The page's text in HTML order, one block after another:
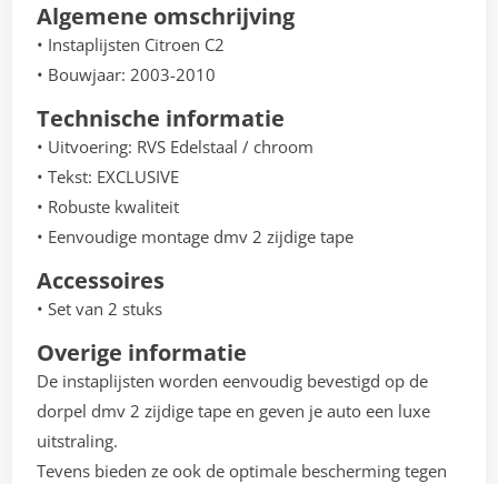
Algemene omschrijving
• Instaplijsten Citroen C2
• Bouwjaar: 2003-2010
Technische informatie
• Uitvoering: RVS Edelstaal / chroom
• Tekst: EXCLUSIVE
• Robuste kwaliteit
• Eenvoudige montage dmv 2 zijdige tape
Accessoires
• Set van 2 stuks
Overige informatie
De instaplijsten worden eenvoudig bevestigd op de
dorpel dmv 2 zijdige tape en geven je auto een luxe
uitstraling.
Tevens bieden ze ook de optimale bescherming tegen